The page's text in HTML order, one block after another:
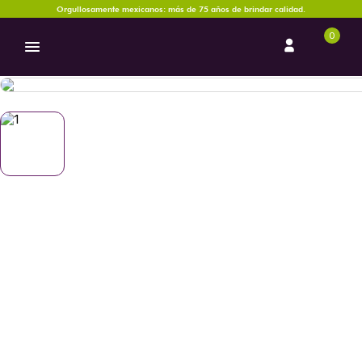
Orgullosamente mexicanos: más de 75 años de brindar calidad.
0